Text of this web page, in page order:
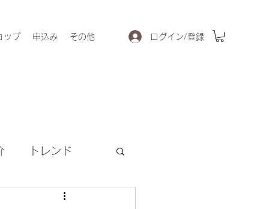
ップ 申込み その他 ログイン/登録
トレンド